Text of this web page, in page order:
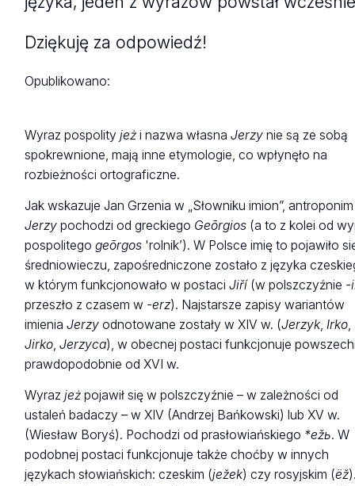
Dziękuję za odpowiedź!
Opublikowano:
Wyraz pospolityjeż i nazwa własnaJerzy nie są ze sobą
spokrewnione, mają inne etymologie, co wpłynęło na
rozbieżności ortograficzne.
Jak wskazuje Jan Grzenia w „Słowniku imion”, antroponim
Jerzy pochodzi od greckiego Geōrgios (a to z kolei od
pospolitegogeōrgos 'rolnik’). W Polsce imię to pojawiło
średniowieczu, zapośredniczone zostało z języka
w którym funkcjonowało w postaciJiří(w polszczyźnie -
przeszło z czasem w -erz). Najstarsze zapisy wariantów
imieniaJerzy odnotowane zostały w XIV w. (Jerzyk,Irko,
Jirko,Jerzyca), w obecnej postaci funkcjonuje
prawdopodobnie od XVI w.
Wyrazjeż pojawił się w polszczyźnie – w zależności od
ustaleń badaczy – w XIV (Andrzej Bańkowski) lub XV w.
(Wiesław Boryś). Pochodzi od prasłowiańskiego *ežь. W
podobnej postaci funkcjonuje także choćby w innych
językach słowiańskich:czeskim (ježek) czy rosyjskim (ëž